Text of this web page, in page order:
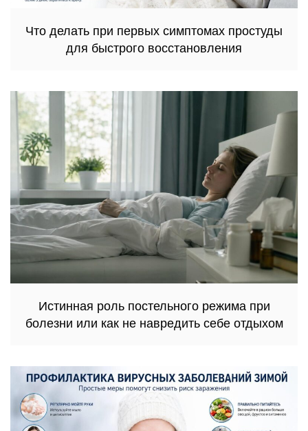
Что делать при первых симптомах простуды
для быстрого восстановления
Истинная роль постельного режима при
болезни или как не навредить себе отдыхом